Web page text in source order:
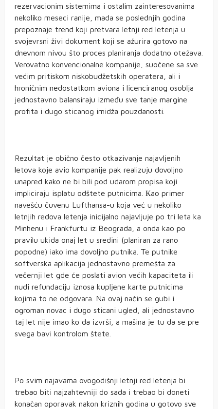
rezervacionim sistemima i ostalim zainteresovanima
nekoliko meseci ranije, mada se poslednjih godina
prepoznaje trend koji pretvara letnji red letenja u
svojevrsni živi dokument koji se ažurira gotovo na
dnevnom nivou što proces planiranja dodatno otežava.
Verovatno konvencionalne kompanije, suočene sa sve
većim pritiskom niskobudžetskih operatera, ali i
hroničnim nedostatkom aviona i licenciranog osoblja
jednostavno balansiraju između sve tanje margine
profita i dugo sticanog imidža pouzdanosti.
Rezultat je obično često otkazivanje najavljenih
letova koje avio kompanije pak realizuju dovoljno
unapred kako ne bi bili pod udarom propisa koji
impliciraju isplatu odštete putnicima. Кao primer
navešću čuvenu Lufthansa-u koja već u nekoliko
letnjih redova letenja inicijalno najavljuje po tri leta ka
Minhenu i Frankfurtu iz Beograda, a onda kao po
pravilu ukida onaj let u sredini (planiran za rano
popodne) iako ima dovoljno putnika. Te putnike
softverska aplikacija jednostavno premešta za
večernji let gde će poslati avion većih kapaciteta ili
nudi refundaciju iznosa kupljene karte putnicima
kojima to ne odgovara. Na ovaj način se gubi i
ogroman novac i dugo sticani ugled, ali jednostavno
taj let nije imao ko da izvrši, a mašina je tu da se pre
svega bavi kontrolom štete.
Po svim najavama ovogodišnji letnji red letenja bi
trebao biti najzahtevniji do sada i trebao bi doneti
konačan oporavak nakon kriznih godina u gotovo sve